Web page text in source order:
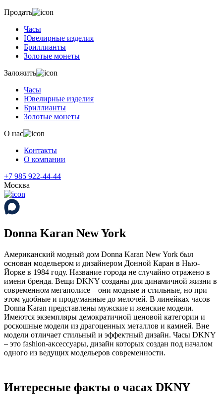
Продать
Часы
Ювелирные изделия
Бриллианты
Золотые монеты
Заложить
Часы
Ювелирные изделия
Бриллианты
Золотые монеты
О нас
Контакты
О компании
+7 985 922-44-44
Москва
Donna Karan New York
Американский модный дом Donna Karan New York был
основан модельером и дизайнером Донной Каран в Нью-
Йорке в 1984 году. Название города не случайно отражено в
имени бренда. Вещи DKNY созданы для динамичной жизни в
современном мегаполисе – они модные и стильные, но при
этом удобные и продуманные до мелочей. В линейках часов
Donna Karan представлены мужские и женские модели.
Имеются экземпляры демократичной ценовой категории и
роскошные модели из драгоценных металлов и камней. Вне
модели отличает стильный и эффектный дизайн. Часы DKNY
– это fashion-аксессуары, дизайн которых создан под началом
одного из ведущих модельеров современности.
Интересные факты о часах DKNY